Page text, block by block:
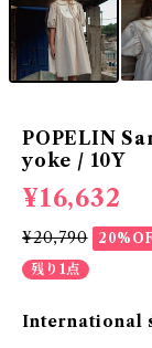
POPELIN
yoke / 10Y
¥16,632
¥20,790
残り1点
International